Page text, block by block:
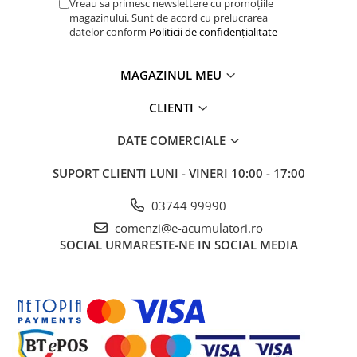
NOAPTE se termina automat dupa 8 ore. Modul
LOW poate fi oprit manual.
Curentul de iesire se va reduce pe masura ce
temperatura creste pâna la 50 ° C, dar încarcatorul
Algoritm de încarcare: TEST / BULK / ABSORBtIE /
RECONDItIE / FLOTOR / DEPOZITARE / GATA.
Buton MODE pentru a seta: NORMAL (14,4V) / HIGH
(14,7V) / RECONDITION / LI-ION.
Vreau sa primesc newslettere cu promoțiile
magazinului. Sunt de acord cu prelucrarea
datelor conform Politicii de confidențialitate
MAGAZINUL MEU
CLIENTI
DATE COMERCIALE
SUPORT CLIENTI LUNI - VINERI 10:00 - 17:00
03744 99990
comenzi@e-acumulatori.ro
SOCIAL URMARESTE-NE IN SOCIAL MEDIA